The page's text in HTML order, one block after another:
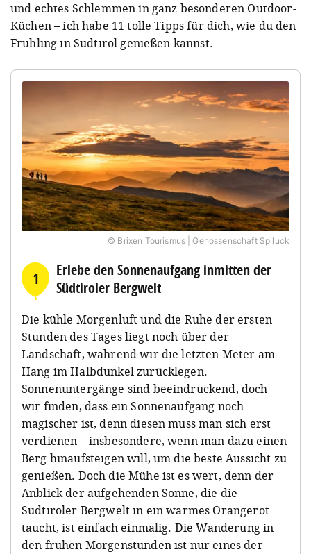
und echtes Schlemmen in ganz besonderen Outdoor-
Küchen – ich habe 11 tolle Tipps für dich, wie du den
Frühling in Südtirol genießen kannst.
© Brixen Tourismus | Genossenschaft Spiluck
1
Erlebe den Sonnenaufgang inmitten der
Südtiroler Bergwelt
Die kühle Morgenluft und die Ruhe der ersten
Stunden des Tages liegt noch über der
Landschaft, während wir die letzten Meter am
Hang im Halbdunkel zurücklegen.
Sonnenuntergänge sind beeindruckend, doch
wir finden, dass ein Sonnenaufgang noch
magischer ist, denn diesen muss man sich erst
verdienen – insbesondere, wenn man dazu einen
Berg hinaufsteigen will, um die beste Aussicht zu
genießen. Doch die Mühe ist es wert, denn der
Anblick der aufgehenden Sonne, die die
Südtiroler Bergwelt in ein warmes Orangerot
taucht, ist einfach einmalig. Die Wanderung in
den frühen Morgenstunden ist nur eines der